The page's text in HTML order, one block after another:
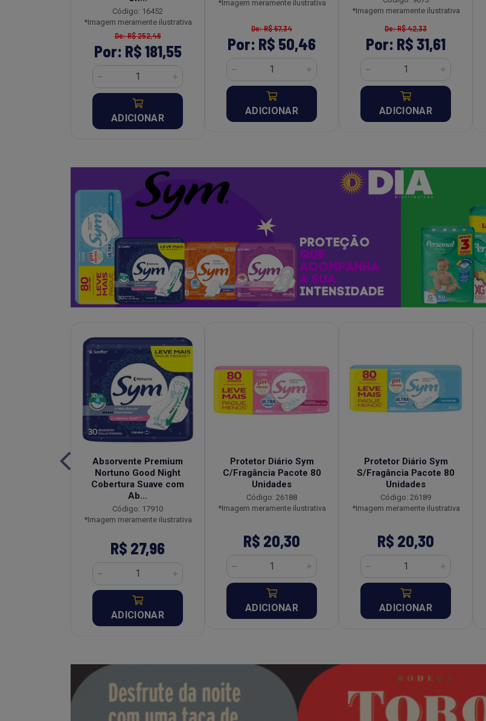
Código: 16452
*Imagem meramente ilustrativa
De: R$ 252,46
Por: R$ 181,55
ADICIONAR
*Imagem meramente ilustrativa
De: R$ 57,34
Por: R$ 50,46
ADICIONAR
*Imagem meramente ilustrativa
De: R$ 42,33
Por: R$ 31,61
ADICIONAR
Absorvente Premium
Nortuno Good Night
Cobertura Suave com
Ab...
Código: 17910
*Imagem meramente ilustrativa
R$ 27,96
ADICIONAR
Protetor Diário Sym
C/Fragância Pacote 80
Unidades
Código: 26188
*Imagem meramente ilustrativa
R$ 20,30
ADICIONAR
Protetor Diário Sym
S/Fragância Pacote 80
Unidades
Código: 26189
*Imagem meramente ilustrativa
R$ 20,30
ADICIONAR